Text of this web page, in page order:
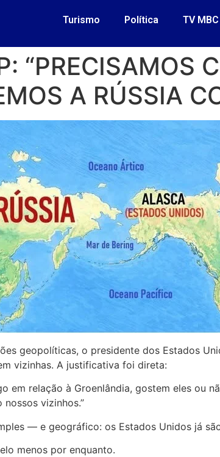
Turismo Política TV MBC
“PRECISAMOS
A RÚSSIA
geopolíticas, o presidente dos Estados
vizinhas. A justificativa foi direta:
em relação à Groenlândia, gostem eles ou
vizinhos.”
— e geográfico: os Estados Unidos já
menos por enquanto.